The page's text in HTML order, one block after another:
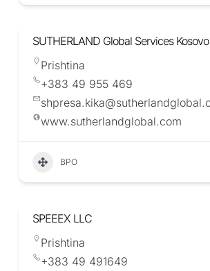
SUTHERLAND Global Services Kosovo
Prishtina
+383 49 955 469
www.sutherlandglobal.com
BPO
SPEEEX LLC
Prishtina
+383 49 491649